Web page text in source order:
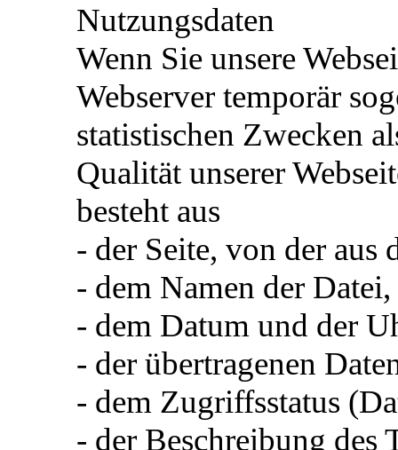
Nutzungsdaten
Wenn Sie unsere
Webserver temporär
statistischen Zwecken
Qualität unserer
besteht aus
- der Seite, von der aus
- dem Namen der Datei,
- dem Datum und der
- der übertragenen
- dem Zugriffsstatus
- der Beschreibung des